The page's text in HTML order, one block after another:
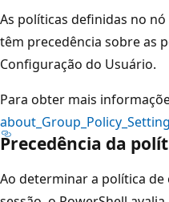
As políticas definidas no
têm precedência sobre as
Configuração do Usuário.
Para obter mais
Precedência da
Ao determinar a política de